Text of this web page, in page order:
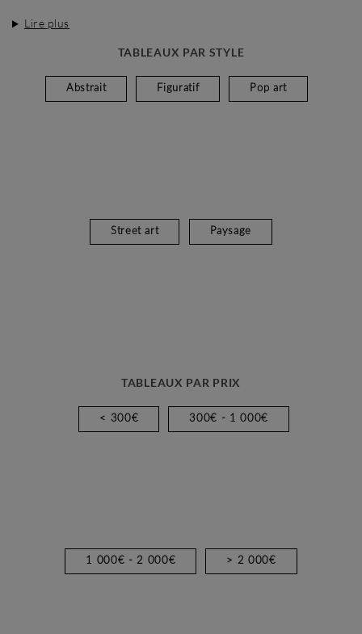
Lire plus
TABLEAUX PAR STYLE
Abstrait Figuratif Pop art
Street art Paysage
TABLEAUX PAR PRIX
< 300€ 300€ - 1 000€
1 000€ - 2 000€ > 2 000€